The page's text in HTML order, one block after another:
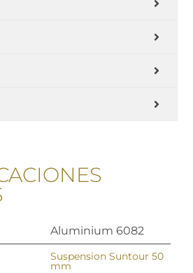
Aluminium 6082
Suspension Suntour 50
mm